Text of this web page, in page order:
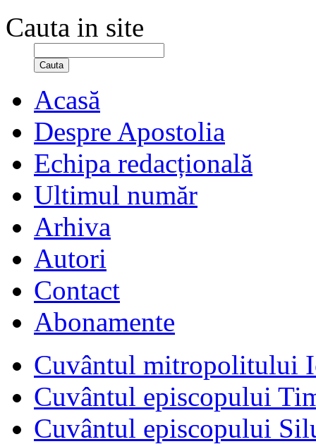
Cauta in site
Cauta
Acasă
Despre Apostolia
Echipa redacțională
Ultimul număr
Arhiva
Autori
Contact
Abonamente
Cuvântul mitropolitului
Cuvântul episcopului
Cuvântul episcopului